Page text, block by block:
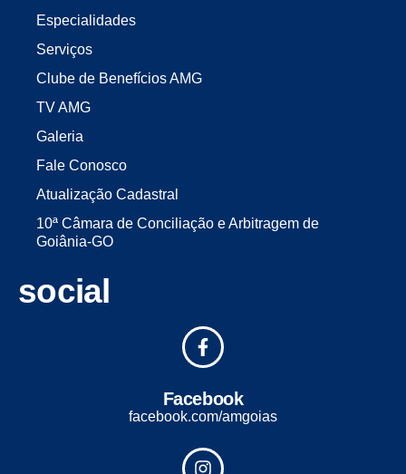
Especialidades
Serviços
Clube de Benefícios AMG
TV AMG
Galeria
Fale Conosco
Atualização Cadastral
10ª Câmara de Conciliação e Arbitragem de
Goiânia-GO
social
Facebook
facebook.com/amgoias